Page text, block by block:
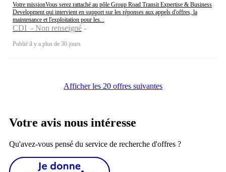
Votre missionVous serez rattaché au pôle Group Road Transit Expertise & Business
Development qui intervient en support sur les réponses aux appels d'offres, la
maintenance et l'exploitation pour les...
CDI - Non renseigné
Publié il y a plus de 30 jours
Afficher les 20 offres suivantes
Votre avis nous intéresse
Qu'avez-vous pensé du service de recherche d'offres ?